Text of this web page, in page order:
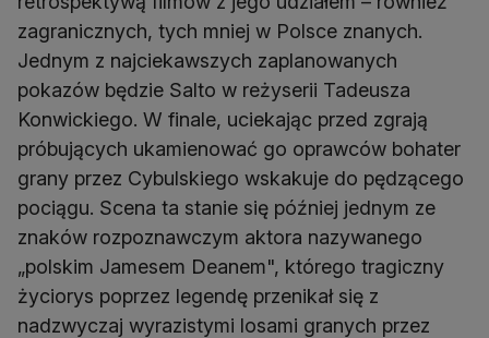
zagranicznych, tych mniej w Polsce znanych.
Jednym z najciekawszych zaplanowanych
pokazów będzie Salto w reżyserii Tadeusza
Konwickiego. W finale, uciekając przed zgrają
próbujących ukamienować go oprawców bohater
grany przez Cybulskiego wskakuje do pędzącego
pociągu. Scena ta stanie się później jednym ze
znaków rozpoznawczym aktora nazywanego
„polskim Jamesem Deanem", którego tragiczny
życiorys poprzez legendę przenikał się z
nadzwyczaj wyrazistymi losami granych przez